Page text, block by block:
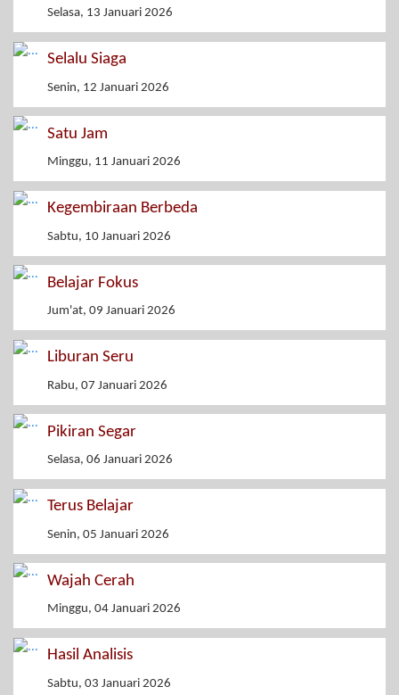
Selasa, 13 Januari 2026
Selalu Siaga
Senin, 12 Januari 2026
Satu Jam
Minggu, 11 Januari 2026
Kegembiraan Berbeda
Sabtu, 10 Januari 2026
Belajar Fokus
Jum'at, 09 Januari 2026
Liburan Seru
Rabu, 07 Januari 2026
Pikiran Segar
Selasa, 06 Januari 2026
Terus Belajar
Senin, 05 Januari 2026
Wajah Cerah
Minggu, 04 Januari 2026
Hasil Analisis
Sabtu, 03 Januari 2026